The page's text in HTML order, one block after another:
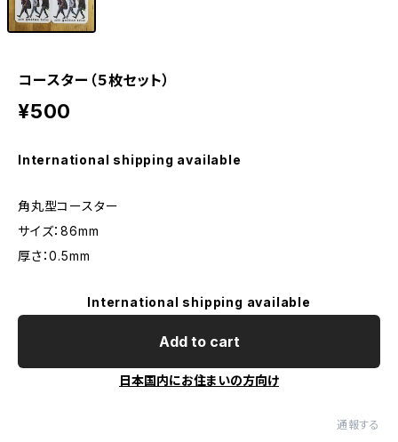
コースター（５枚セット）
¥500
International shipping available
角丸型コースター
サイズ：86mm
厚さ：0.5mm
International shipping available
Add to cart
日本国内にお住まいの方向け
通報する